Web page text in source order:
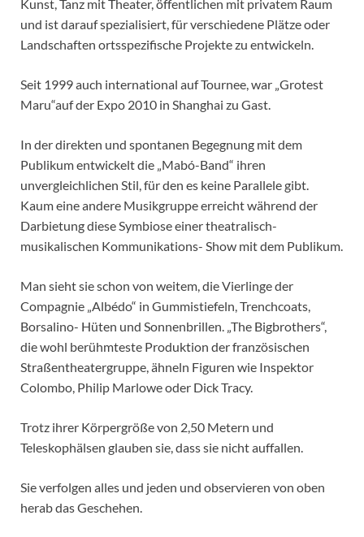
Kunst, Tanz mit Theater, öffentlichen mit privatem Raum
und ist darauf spezialisiert, für verschiedene Plätze oder
Landschaften ortsspezifische Projekte zu entwickeln.
Seit 1999 auch international auf Tournee, war „Grotest
Maru“auf der Expo 2010 in Shanghai zu Gast.
In der direkten und spontanen Begegnung mit dem
Publikum entwickelt die „Mabó-Band“ ihren
unvergleichlichen Stil, für den es keine Parallele gibt.
Kaum eine andere Musikgruppe erreicht während der
Darbietung diese Symbiose einer theatralisch-
musikalischen Kommunikations- Show mit dem Publikum.
Man sieht sie schon von weitem, die Vierlinge der
Compagnie „Albédo“ in Gummistiefeln, Trenchcoats,
Borsalino- Hüten und Sonnenbrillen. „The Bigbrothers“,
die wohl berühmteste Produktion der französischen
Straßentheatergruppe, ähneln Figuren wie Inspektor
Colombo, Philip Marlowe oder Dick Tracy.
Trotz ihrer Körpergröße von 2,50 Metern und
Teleskophälsen glauben sie, dass sie nicht auffallen.
Sie verfolgen alles und jeden und observieren von oben
herab das Geschehen.